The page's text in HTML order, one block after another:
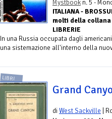
Mystbook n. 5 -
ITALIANA -
molti della collana
LIBRERIE
In una Russia occupata dagli
una sistemazione all'interno della
LIBRI
Grand
diWest Sackville |